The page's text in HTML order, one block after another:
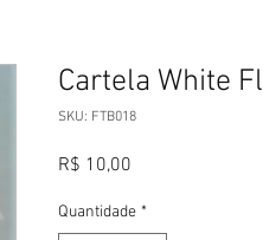
Cartela White
SKU: FTB018
R$ 10,00
Quantidade *